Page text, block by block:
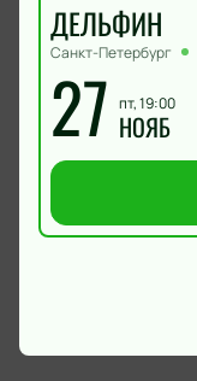
ДЕЛЬФИН
Санкт-Петербург
27 пт, 19:00
НОЯБ